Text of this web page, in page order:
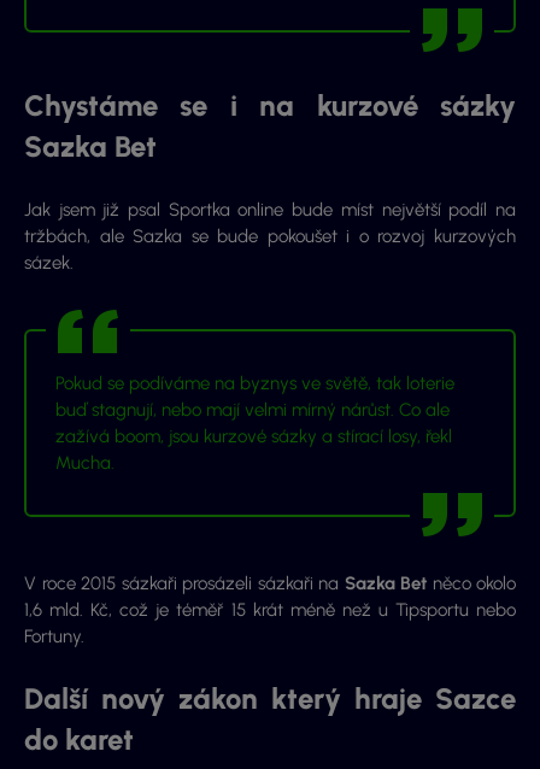
Chystáme se i na kurzové sázky
Sazka Bet
Jak jsem již psal Sportka online bude míst největší podíl na
tržbách, ale Sazka se bude pokoušet i o rozvoj kurzových
sázek.
Pokud se podíváme na byznys ve světě, tak loterie
buď stagnují, nebo mají velmi mírný nárůst. Co ale
zažívá boom, jsou kurzové sázky a stírací losy, řekl
Mucha.
V roce 2015 sázkaři prosázeli sázkaři na Sazka Bet něco okolo
1,6 mld. Kč, což je téměř 15 krát méně než u Tipsportu nebo
Fortuny.
Další nový zákon který hraje Sazce
do karet